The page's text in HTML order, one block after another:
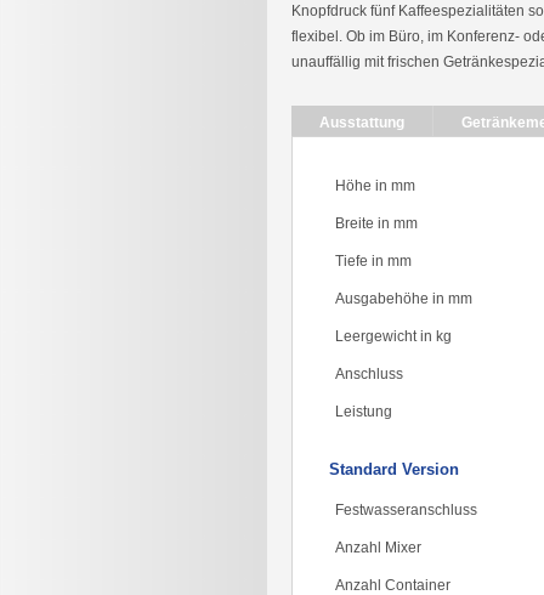
Knopfdruck fünf Kaffeespezialitäten
flexibel. Ob im Büro, im Konferenz-
unauffällig mit frischen
Ausstattung
Höhe in mm
Breite in mm
Tiefe in mm
Ausgabehöhe in mm
Leergewicht in kg
Anschluss
Leistung
Standard Version
Festwasseranschluss
Anzahl Mixer
Anzahl Container